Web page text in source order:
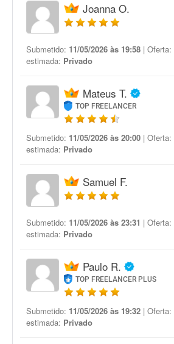
Joanna O.
Submetido: 11/05/2026 às 19:58 | Oferta:
estimada: Privado
Mateus T.
TOP FREELANCER
Submetido: 11/05/2026 às 20:00 | Oferta:
estimada: Privado
Samuel F.
Submetido: 11/05/2026 às 23:31 | Oferta:
estimada: Privado
Paulo R.
TOP FREELANCER PLUS
Submetido: 11/05/2026 às 19:32 | Oferta:
estimada: Privado